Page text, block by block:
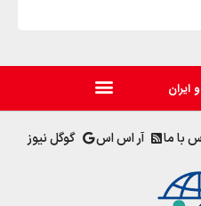
ایران
با ما آر اس اس گوگل نیوز